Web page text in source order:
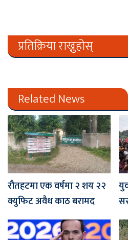
प्रतिक्रिया राख्नुहोस्
Related News
रौतहटमा एक वर्षमा २ शय २२
क्युफिट अवैध काठ बरामद